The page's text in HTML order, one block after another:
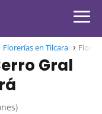
Florerías en Tilcara
Gral